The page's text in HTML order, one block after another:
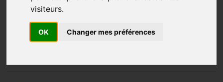
visiteurs.
OK Changer mes préférences
Convocation Assemblée Générale SFEM – 22 mai 2023
L’agenda de février 2023
Publié le28/02/2023